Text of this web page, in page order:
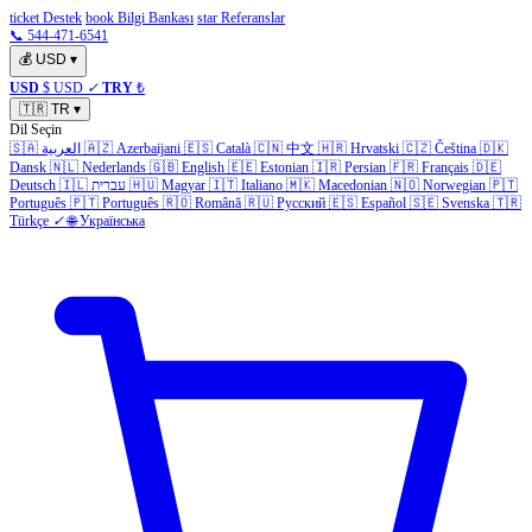
ticket Destek book Bilgi Bankası star Referanslar
📞 544-471-6541
💰 USD ▾
USD $ USD ✓ TRY ₺
🇹🇷 TR ▾
Dil Seçin
🇸🇦 العربية 🇦🇿 Azerbaijani 🇪🇸 Català 🇨🇳 中文 🇭🇷 Hrvatski 🇨🇿 Čeština 🇩🇰
Dansk 🇳🇱 Nederlands 🇬🇧 English 🇪🇪 Estonian 🇮🇷 Persian 🇫🇷 Français 🇩🇪
Deutsch 🇮🇱 עברית 🇭🇺 Magyar 🇮🇹 Italiano 🇲🇰 Macedonian 🇳🇴 Norwegian 🇵🇹
Português 🇵🇹 Português 🇷🇴 Română 🇷🇺 Русский 🇪🇸 Español 🇸🇪 Svenska 🇹🇷
Türkçe ✓ 🌐 Українська